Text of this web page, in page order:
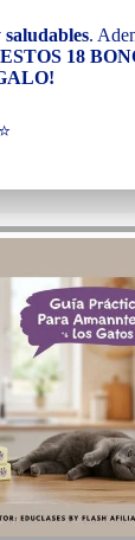
saludables.
18